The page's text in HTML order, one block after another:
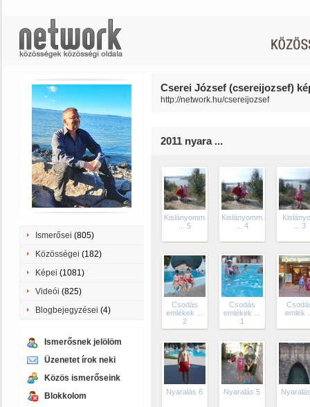
Ismerősei (805)
Közösségei (182)
Képei (1081)
Videói (825)
Blogbejegyzései (4)
Ismerősnek jelölöm
Üzenetet írok neki
Közös ismerőseink
Blokkolom
Cserei József (csereijozsef)
http://network.hu/csereijozsef
2011 nyara ...
Kislányommal
... 5
Kislányommal
... 4
... 3
Csodás
emlékek ...
2
Csodás
emlékek ...
1
emlék
Nyaralás 6 Nyaralás 5